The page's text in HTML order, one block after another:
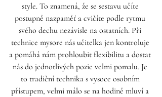
style. To znamená, že se sestavu učíte
postupně nazpaměť a cvičíte podle rytmu
svého dechu nezávisle na ostatních. Při
technice mysore nás učitelka jen kontroluje
a pomáhá nám prohloubit flexibilitu a dostat
nás do jednotlivých pozic velmi pomalu. Je
to tradiční technika s vysoce osobním
přístupem, velmi málo se na hodině mluví a